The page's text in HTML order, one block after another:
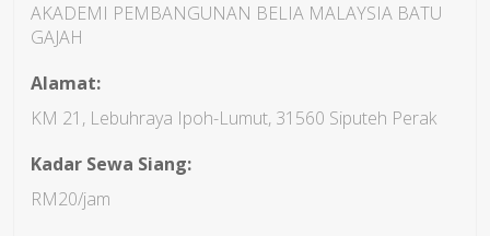
AKADEMI PEMBANGUNAN BELIA MALAYSIA BATU
GAJAH
Alamat:
KM 21, Lebuhraya Ipoh-Lumut, 31560 Siputeh Perak
Kadar Sewa Siang:
RM20/jam